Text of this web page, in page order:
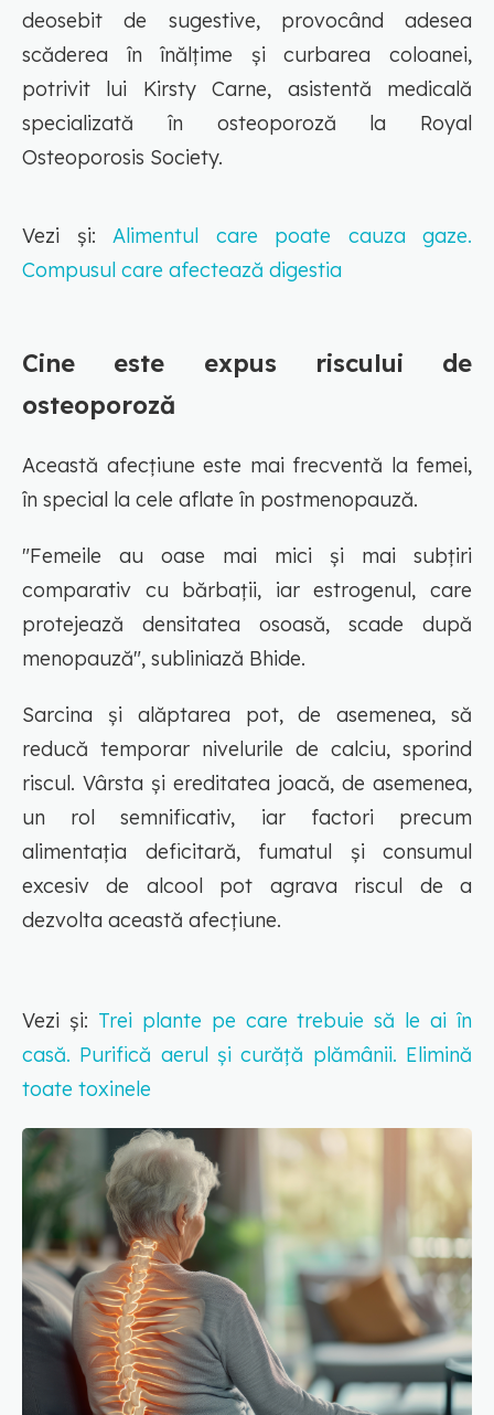
deosebit de sugestive, provocând adesea
scăderea în înălțime și curbarea coloanei,
potrivit lui Kirsty Carne, asistentă medicală
specializată în osteoporoză la Royal
Osteoporosis Society.
Vezi și: Alimentul care poate cauza gaze.
Compusul care afectează digestia
Cine este expus riscului de
osteoporoză
Această afecțiune este mai frecventă la femei,
în special la cele aflate în postmenopauză.
"Femeile au oase mai mici și mai subțiri
comparativ cu bărbații, iar estrogenul, care
protejează densitatea osoasă, scade după
menopauză", subliniază Bhide.
Sarcina și alăptarea pot, de asemenea, să
reducă temporar nivelurile de calciu, sporind
riscul. Vârsta și ereditatea joacă, de asemenea,
un rol semnificativ, iar factori precum
alimentația deficitară, fumatul și consumul
excesiv de alcool pot agrava riscul de a
dezvolta această afecțiune.
Vezi și: Trei plante pe care trebuie să le ai în
casă. Purifică aerul și curăță plămânii. Elimină
toate toxinele